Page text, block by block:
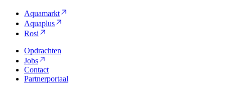
Aquamarkt
Aquaplus
Rosi
Opdrachten
Jobs
Contact
Partnerportaal